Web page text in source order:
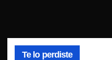
Te lo perdiste